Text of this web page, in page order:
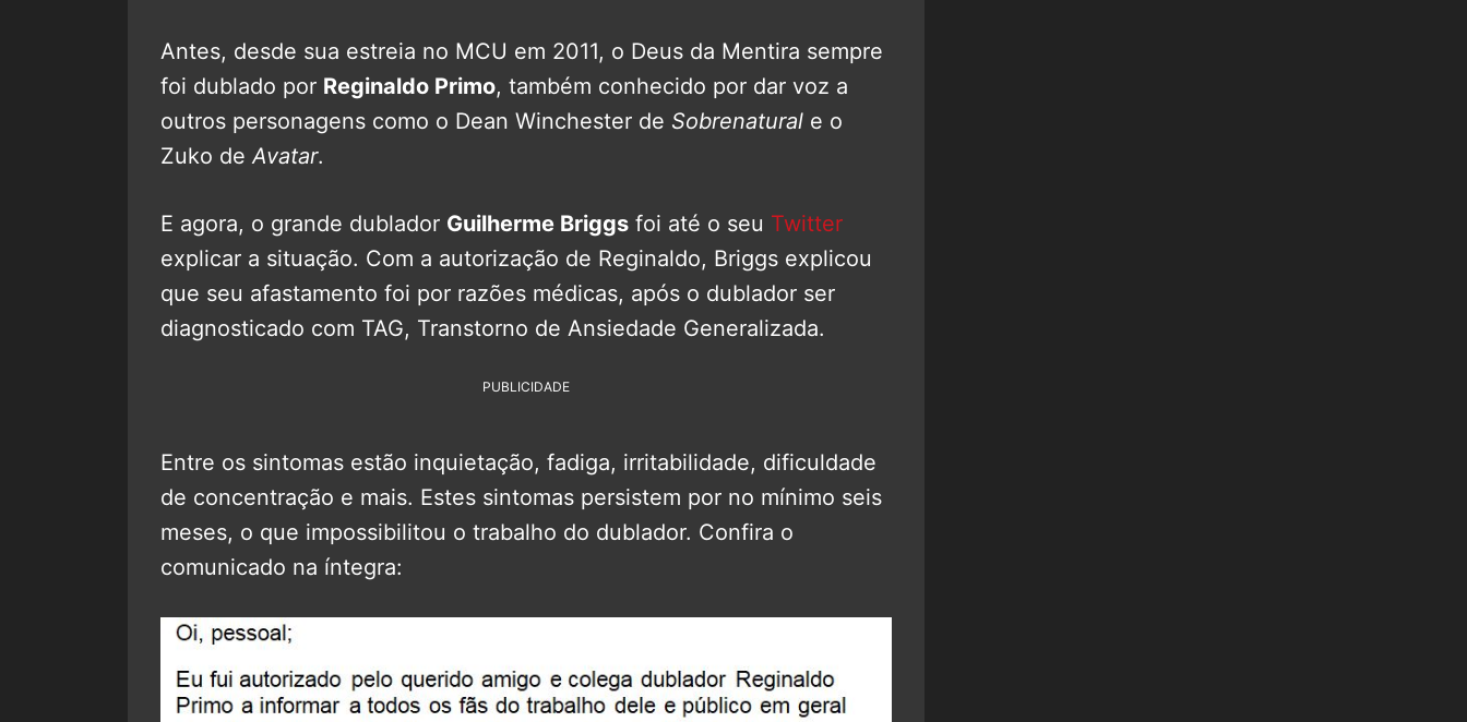
Antes, desde sua estreia no MCU em 2011, o Deus da Mentira sempre
foi dublado por Reginaldo Primo, também conhecido por dar voz a
outros personagens como o Dean Winchester de Sobrenatural e o
Zuko de Avatar.
E agora, o grande dublador Guilherme Briggs foi até o seu Twitter
explicar a situação. Com a autorização de Reginaldo, Briggs explicou
que seu afastamento foi por razões médicas, após o dublador ser
diagnosticado com TAG, Transtorno de Ansiedade Generalizada.
PUBLICIDADE
Entre os sintomas estão inquietação, fadiga, irritabilidade, dificuldade
de concentração e mais. Estes sintomas persistem por no mínimo seis
meses, o que impossibilitou o trabalho do dublador. Confira o
comunicado na íntegra: